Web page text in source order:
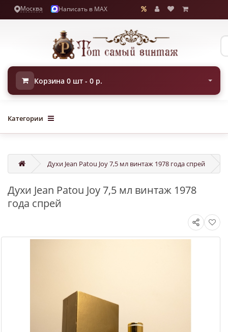
Москва Написать в MAX
Корзина 0 шт - 0 р.
Категории
Духи Jean Patou Joy 7,5 мл винтаж 1978 года спрей
Духи Jean Patou Joy 7,5 мл винтаж 1978
года спрей